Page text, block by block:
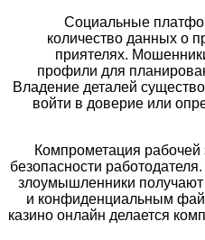
Социальные
количество данных о
приятелях.
профили для
Владение деталей
войти в доверие или
Компрометация рабочей
безопасности
злоумышленники
и конфиденциальным
казино онлайн делается